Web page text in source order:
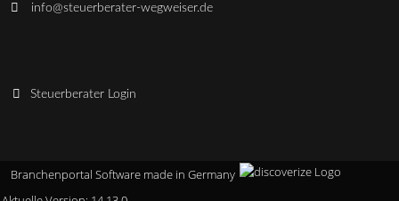
info@steuerberater-wegweiser.de
Steuerberater Login
Branchenportal Software made in Germany